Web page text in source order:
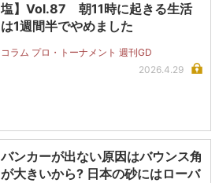
塩】Vol.87 朝11時に起きる生活
は1週間半でやめました
コラム プロ・トーナメント 週刊GD
2026.4.29
バンカーが出ない原因はバウンス角
が大きいから? 日本の砂にはローバ